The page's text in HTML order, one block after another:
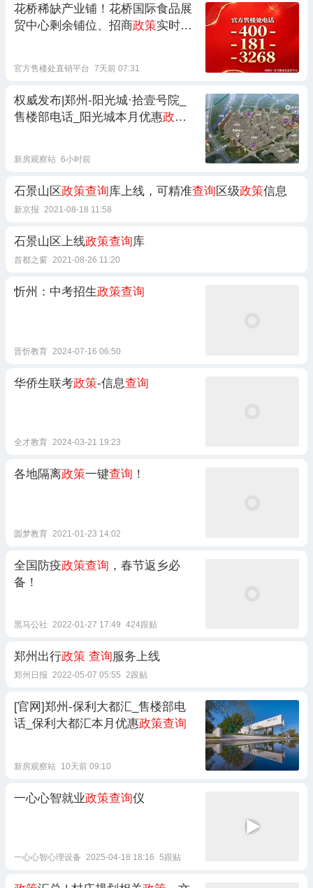
花桥稀缺产业铺！花桥国际食品展
贸中心剩余铺位、招商政策实时查
官方售楼处直销平台 7天前 07:31
权威发布|郑州-阳光城·拾壹号院_
售楼部电话_阳光城本月优惠政策
新房观察站 6小时前
石景山区政策查询库上线，可精准查询 区级政策信息
新京报 2021-08-18 11:58
石景山区上线政策查询库
首都之窗 2021-08-26 11:20
忻州：中考招生政策查询
晋忻教育 2024-07-16 06:50
华侨生联考政策-信息查询
全才教育 2024-03-21 19:23
各地隔离政策一键查询 ！
圆梦教育 2021-01-23 14:02
全国防疫政策查询 ，春节返乡必
备！
黑马公社 2022-01-27 17:49 424跟贴
郑州出行政策 查询服务上线
郑州日报 2022-05-07 05:55 2跟贴
[官网]郑州-保利大都汇_售楼部电
话_保利大都汇本月优惠政策查询
新房观察站 10天前 09:10
一心心智就业政策查询仪
一心心智心理设备 2025-04-18 18:16 5跟贴